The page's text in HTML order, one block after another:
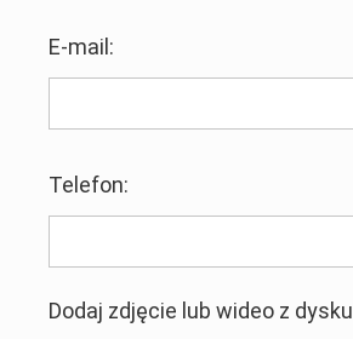
E-mail:
Telefon:
Dodaj zdjęcie lub wideo z dysku